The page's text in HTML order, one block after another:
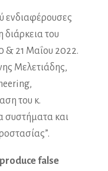
ενδιαφέρουσες
του
& 21 Μαΐου 2022.
Μελετιάδης,
του κ.
συστήματα και
false